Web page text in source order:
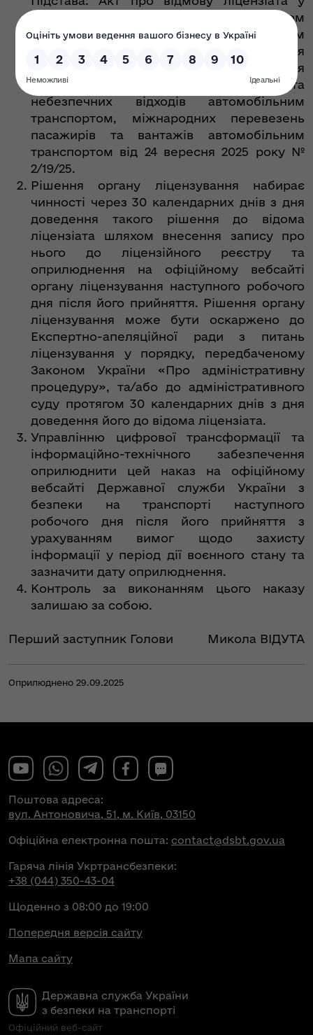
проведенні перевірки органом
ліцензування за додержанням ліцензіатом
Ліцензійних умов провадження
господарської діяльності з перевезення
пасажирів, небезпечних вантажів та
небезпечних відходів автомобільним
транспортом, міжнародних перевезень
пасажирів та вантажів автомобільним
транспортом від 24 вересня 2025 року №
2/19/25.
Рішення органу ліцензування набирає
чинності через 30 календарних днів з дня
доведення такого рішення до відома
ліцензіата шляхом внесення запису про
нього до ліцензійного реєстру та
оприлюднення на офіційному вебсайті
органу ліцензування наступного робочого
дня після його прийняття. Рішення органу
ліцензування може бути оскаржено до
Експертно-апеляційної ради з питань
ліцензування у порядку, передбаченому
Законом України «Про адміністративну
процедуру», та/або до адміністративного
суду протягом 30 календарних днів з дня
доведення його до відома ліцензіата.
Управлінню цифрової трансформації та
інформаційно-технічного забезпечення
оприлюднити цей наказ на офіційному
вебсайті Державної служби України з
безпеки на транспорті наступного
робочого дня після його прийняття з
урахуванням вимог щодо захисту
інформації у період дії воєнного стану та
зазначити дату оприлюднення.
Контроль за виконанням цього наказу
залишаю за собою.
Перший заступник Голови Микола ВІДУТА
Оприлюднено 29.09.2025
Державна служба України
з безпеки на транспорті
Офіційний веб-сайт
Поштова адреса:
вул. Антоновича, 51, м. Київ, 03150
Офіційна електронна пошта: contact@dsbt.gov.ua
Гаряча лінія Укртрансбезпеки:
+38 (044) 350-43-04
Щоденно з 08:00 до 19:00
Попередня версія сайту
Мапа сайту